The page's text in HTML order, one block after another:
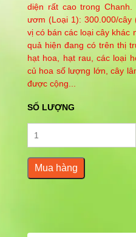
diện rất cao trong
ươm (Loại 1): 300.000/
vị có bán các loại cây khác
quả hiện đang có trên thị
hạt hoa, hạt rau, các loại
củ hoa số lượng lớn, cây
được cộng...
SỐ LƯỢNG
Mua hàng